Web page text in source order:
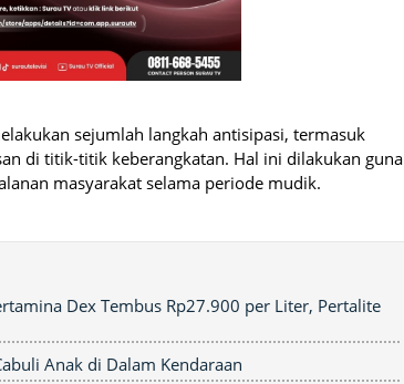
sejumlah langkah antisipasi, termasuk
di titik-titik keberangkatan. Hal ini dilakukan guna
masyarakat selama periode mudik.
Dex Tembus Rp27.900 per Liter, Pertalite
Anak di Dalam Kendaraan